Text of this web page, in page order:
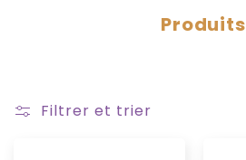
Produits
Filtrer et trier